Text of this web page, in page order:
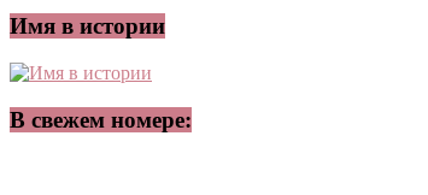
Имя в истории
В свежем номере: